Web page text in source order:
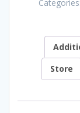
Categories:
Store